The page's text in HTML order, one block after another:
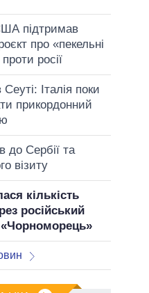
підтримав
про «пекельні
проти росії
Італія поки
прикордонний
до Сербії та
візиту
кількість
російський
«Чорноморець»